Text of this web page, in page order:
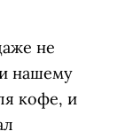
не
нашему
кофе, и